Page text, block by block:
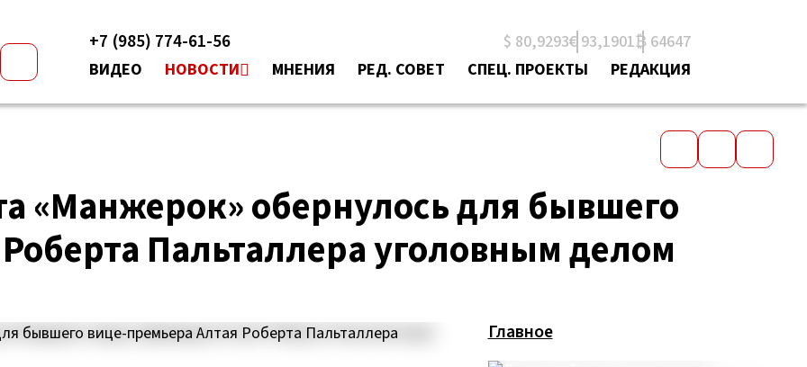
+7 (985) 774-61-56 $ 80,9293€ 93,1901₿ 64647
ВИДЕО
НОВОСТИ СПЕЦ. ПРОЕКТЫ РЕДАКЦИЯ
МНЕНИЯ РЕД. СОВЕТ
«Манжерок» обернулось для бывшего
Пальталлера уголовным делом
Главное